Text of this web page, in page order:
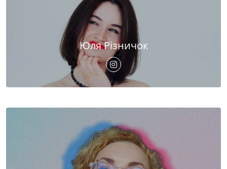
Юля Різничок